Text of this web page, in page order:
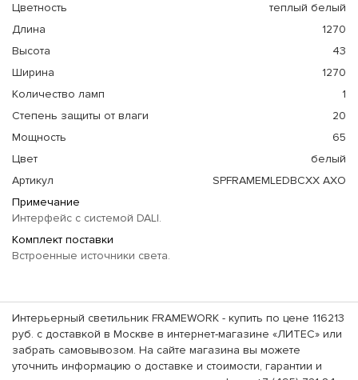
Цветность
теплый белый
Длина
1270
Высота
43
Ширина
1270
Количество ламп
1
Степень защиты от влаги
20
Мощность
65
Цвет
белый
Артикул
SPFRAMEMLEDBCXX AXO
Примечание
Интерфейс с системой DALI.
Комплект поставки
Встроенные источники света.
Интерьерный светильник FRAMEWORK - купить по цене 116213
руб. с доставкой в Москве в интернет-магазине «ЛИТЕС» или
забрать самовывозом. На сайте магазина вы можете
уточнить информацию о доставке и стоимости, гарантии и